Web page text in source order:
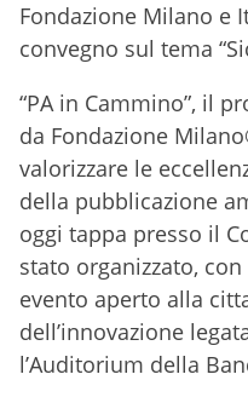
Fondazione Milano e
convegno sul tema
“PA in Cammino”, il
da Fondazione
valorizzare le
della pubblicazione
oggi tappa presso il
stato organizzato,
evento aperto alla
dell’innovazione
l’Auditorium della